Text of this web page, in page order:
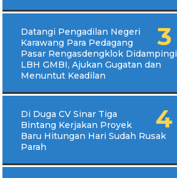
Datangi Pengadilan Negeri
Karawang Para Pedagang
Pasar Rengasdengklok Didampingi
LBH GMBI, Ajukan Gugatan dan
Menuntut Keadilan
Di Duga CV Sinar Tiga
Bintang Kerjakan Proyek
Baru Hitungan Hari Sudah Rusak
Parah